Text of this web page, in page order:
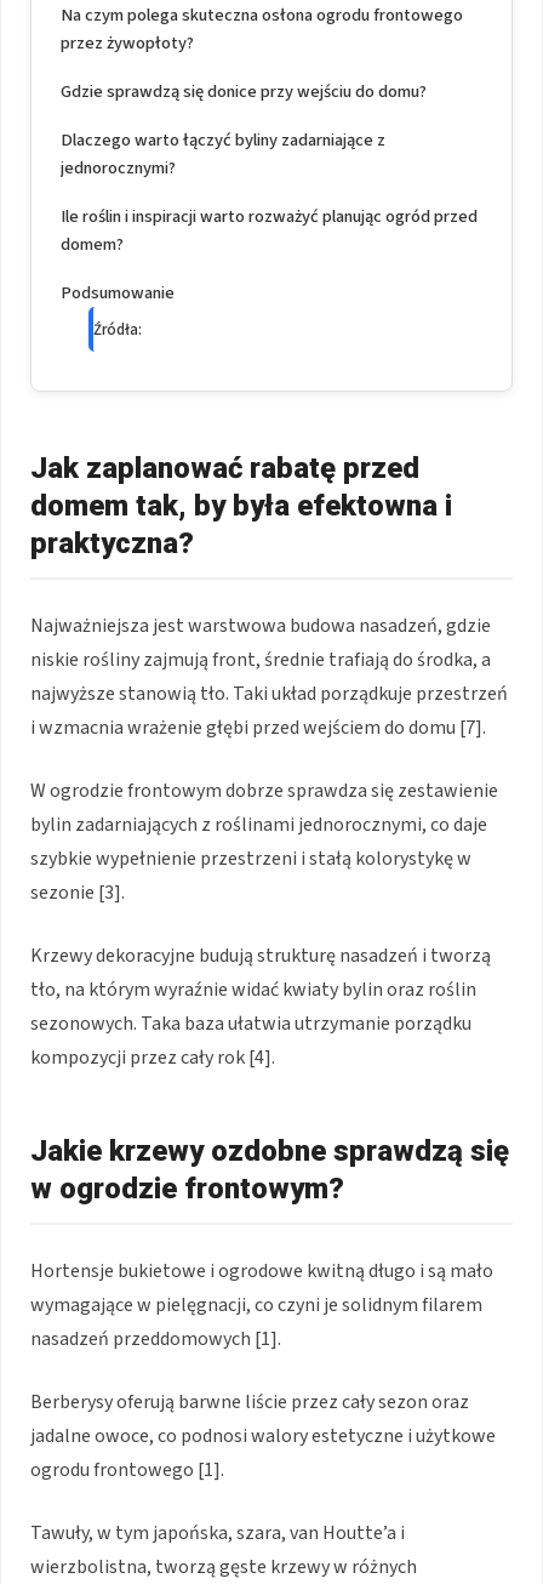
Na czym polega skuteczna osłona ogrodu frontowego
przez żywopłoty?
Gdzie sprawdzą się donice przy wejściu do domu?
Dlaczego warto łączyć byliny zadarniające z
jednorocznymi?
Ile roślin i inspiracji warto rozważyć planując ogród przed
domem?
Podsumowanie
Źródła:
Jak zaplanować rabatę przed
domem tak, by była efektowna i
praktyczna?
Najważniejsza jest warstwowa budowa nasadzeń, gdzie
niskie rośliny zajmują front, średnie trafiają do środka, a
najwyższe stanowią tło. Taki układ porządkuje przestrzeń
i wzmacnia wrażenie głębi przed wejściem do domu [7].
W ogrodzie frontowym dobrze sprawdza się zestawienie
bylin zadarniających z roślinami jednorocznymi, co daje
szybkie wypełnienie przestrzeni i stałą kolorystykę w
sezonie [3].
Krzewy dekoracyjne budują strukturę nasadzeń i tworzą
tło, na którym wyraźnie widać kwiaty bylin oraz roślin
sezonowych. Taka baza ułatwia utrzymanie porządku
kompozycji przez cały rok [4].
Jakie krzewy ozdobne sprawdzą się
w ogrodzie frontowym?
Hortensje bukietowe i ogrodowe kwitną długo i są mało
wymagające w pielęgnacji, co czyni je solidnym filarem
nasadzeń przeddomowych [1].
Berberysy oferują barwne liście przez cały sezon oraz
jadalne owoce, co podnosi walory estetyczne i użytkowe
ogrodu frontowego [1].
Tawuły, w tym japońska, szara, van Houtte’a i
wierzbolistna, tworzą gęste krzewy w różnych